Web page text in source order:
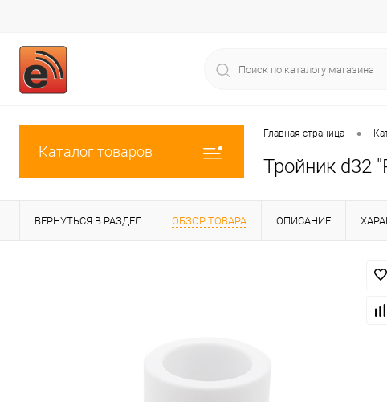
Каталог товаров
Главная страница •
Тройник d32
ВЕРНУТЬСЯ В РАЗДЕЛ ОБЗОР ТОВАРА ОПИСАНИЕ